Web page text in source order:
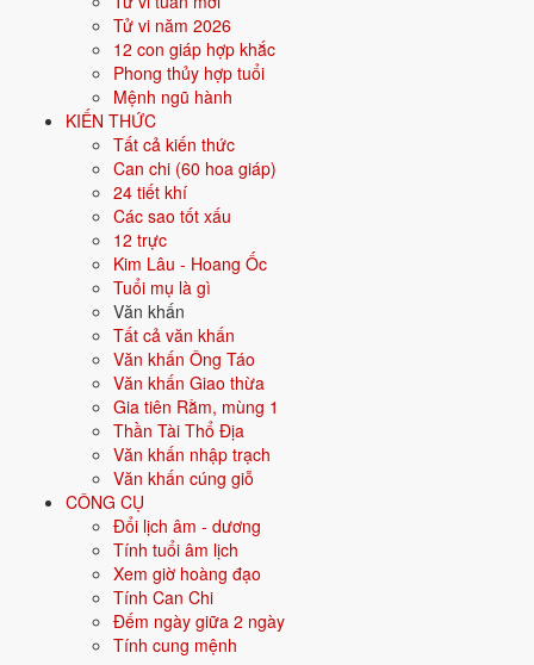
Tử vi năm 2026
12 con giáp hợp khắc
Phong thủy hợp tuổi
Mệnh ngũ hành
KIẾN THỨC
Tất cả kiến thức
Can chi (60 hoa giáp)
24 tiết khí
Các sao tốt xấu
12 trực
Kim Lâu - Hoang Ốc
Tuổi mụ là gì
Văn khấn
Tất cả văn khấn
Văn khấn Ông Táo
Văn khấn Giao thừa
Gia tiên Rằm, mùng 1
Thần Tài Thổ Địa
Văn khấn nhập trạch
Văn khấn cúng giỗ
CÔNG CỤ
Đổi lịch âm - dương
Tính tuổi âm lịch
Xem giờ hoàng đạo
Tính Can Chi
Đếm ngày giữa 2 ngày
Tính cung mệnh
Mùi - Con Dê
Thiên Hà Thủy
Mệnh ngũ hành 💧Thủy
Đen
Hướng hợp
Hành tương sinh
Kim (Kim sinh Thủy); Mộc (Thủy sinh
Hành tương khắc
Thổ (Thổ khắc Thủy); Hỏa (Thủy khắc
Hỏa)
Tuổi năm 2026 0 tuổi mụ / -1 tuổi dương - Sơ sinh
Ý nghĩa nạp âm Thiên Hà Thủy
Người sinh năm2027mang nạp âm
Nước trên trời
. Đây là một trong các nạp âm thuộc hành
vòng 60 hoa giáp.
Tượng trưng cho nước, sự mềm mại, lưu chuyển. Người mệnh Thủy
thông minh, khéo léo, trí tuệ.